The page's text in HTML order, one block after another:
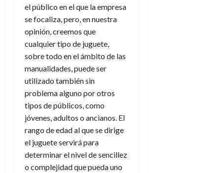
el público en el que la empresa
se focaliza, pero, en nuestra
opinión, creemos que
cualquier tipo de juguete,
sobre todo en el ámbito de las
manualidades, puede ser
utilizado también sin
problema alguno por otros
tipos de públicos, como
jóvenes, adultos o ancianos. El
rango de edad al que se dirige
el juguete servirá para
determinar el nivel de sencillez
o complejidad que pueda uno